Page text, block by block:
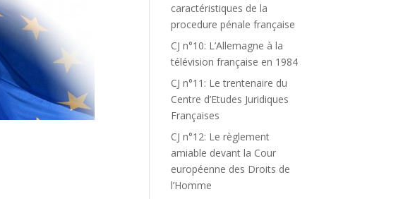
caractéristiques de la
procedure pénale française
CJ n°10: L’Allemagne à la
télévision française en 1984
CJ n°11: Le trentenaire du
Centre d’Etudes Juridiques
Françaises
CJ n°12: Le règlement
amiable devant la Cour
européenne des Droits de
l’Homme